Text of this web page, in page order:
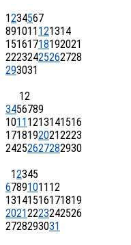
1234567
891011 121314
15161718192021
22232425262728
293031
12
3456789
1011 1213141516
17181920212223
24252627282930
12345
67891011 12
13141516171819
20212223242526
2728293031